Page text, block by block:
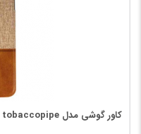
کاور گوشی مدل tobaccopipe مناسب برای گوشی اپل iPhone 6/6s